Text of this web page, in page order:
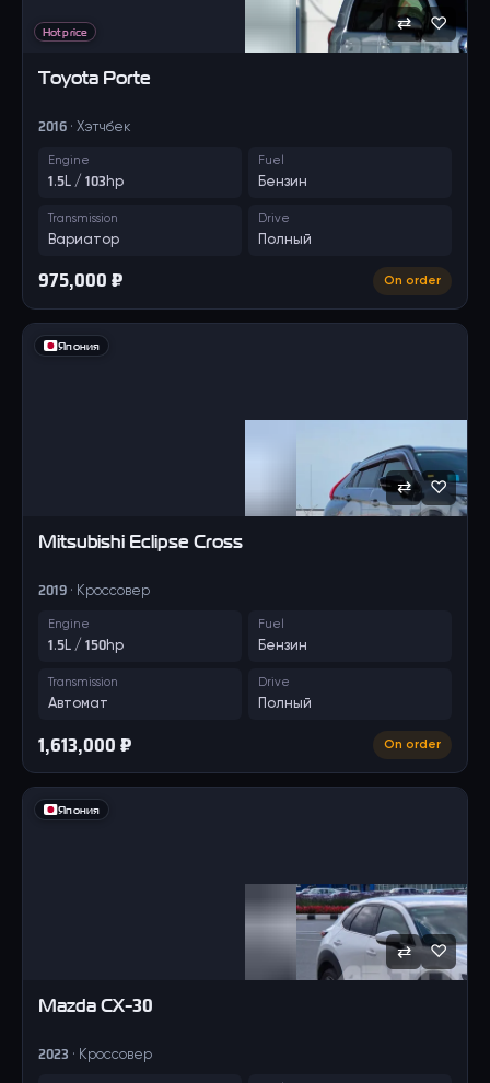
⇄ ♡
Hot price
Toyota Porte
2016 · Хэтчбек
Engine
1.5L / 103hp
Fuel
Бензин
Transmission
Вариатор
Drive
Полный
975,000 ₽ On order
Япония
⇄ ♡
Mitsubishi Eclipse Cross
2019 · Кроссовер
Engine
1.5L / 150hp
Fuel
Бензин
Transmission
Автомат
Drive
Полный
1,613,000 ₽ On order
Япония
⇄ ♡
MazdaCX-30
2023 · Кроссовер